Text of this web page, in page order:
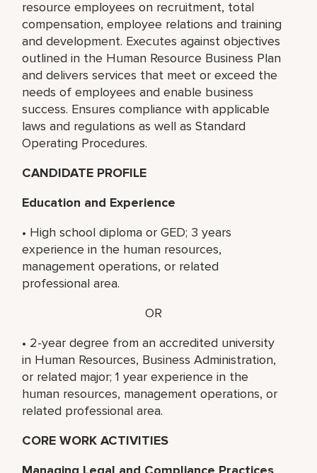
resource employees on recruitment, total
compensation, employee relations and training
and development. Executes against objectives
outlined in the Human Resource Business Plan
and delivers services that meet or exceed the
needs of employees and enable business
success. Ensures compliance with applicable
laws and regulations as well as Standard
Operating Procedures.
CANDIDATE PROFILE
Education and Experience
• High school diploma or GED; 3 years
experience in the human resources,
management operations, or related
professional area.
OR
• 2-year degree from an accredited university
in Human Resources, Business Administration,
or related major; 1 year experience in the
human resources, management operations, or
related professional area.
CORE WORK ACTIVITIES
Managing Legal and Compliance Practices